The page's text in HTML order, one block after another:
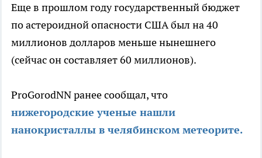
Еще в прошлом году государственный бюджет
по астероидной опасности США был на 40
миллионов долларов меньше нынешнего
(сейчас он составляет 60 миллионов).
ProGorodNN ранее сообщал, что
нижегородские ученые нашли
нанокристаллы в челябинском метеорите.